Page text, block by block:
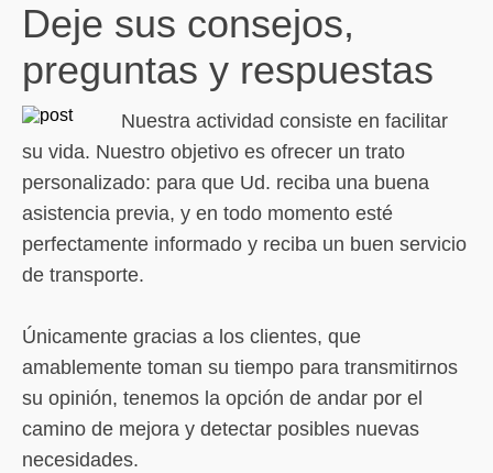
Deje sus consejos,
preguntas y respuestas
Nuestra actividad consiste en facilitar
su vida. Nuestro objetivo es ofrecer un trato
personalizado: para que Ud. reciba una buena
asistencia previa, y en todo momento esté
perfectamente informado y reciba un buen servicio
de transporte.
Únicamente gracias a los clientes, que
amablemente toman su tiempo para transmitirnos
su opinión, tenemos la opción de andar por el
camino de mejora y detectar posibles nuevas
necesidades.